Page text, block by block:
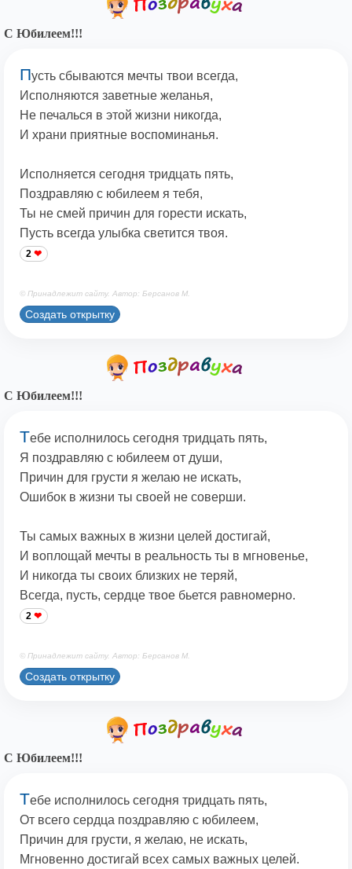
С Юбилеем!!!
Пусть сбываются мечты твои всегда,
Исполняются заветные желанья,
Не печалься в этой жизни никогда,
И храни приятные воспоминанья.
Исполняется сегодня тридцать пять,
Поздравляю с юбилеем я тебя,
Ты не смей причин для горести искать,
Пусть всегда улыбка светится твоя.
2
© Принадлежит сайту. Автор: Берсанов М.
Создать открытку
С Юбилеем!!!
Тебе исполнилось сегодня тридцать пять,
Я поздравляю с юбилеем от души,
Причин для грусти я желаю не искать,
Ошибок в жизни ты своей не соверши.
Ты самых важных в жизни целей достигай,
И воплощай мечты в реальность ты в мгновенье,
И никогда ты своих близких не теряй,
Всегда, пусть, сердце твое бьется равномерно.
2
© Принадлежит сайту. Автор: Берсанов М.
Создать открытку
С Юбилеем!!!
Тебе исполнилось сегодня тридцать пять,
От всего сердца поздравляю с юбилеем,
Причин для грусти, я желаю, не искать,
Мгновенно достигай всех самых важных целей.